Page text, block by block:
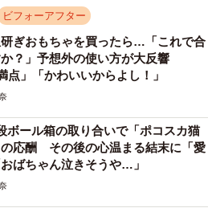
が開催されるまで植物が残って
。
ビフォーアフター
ぎおもちゃを買ったら…「これで合
か？」予想外の使い方が大反響
点」「かわいいからよし！」
ボール箱の取り合いで「ポコスカ猫
応酬 その後の心温まる結末に「愛
ばちゃん泣きそうや…」